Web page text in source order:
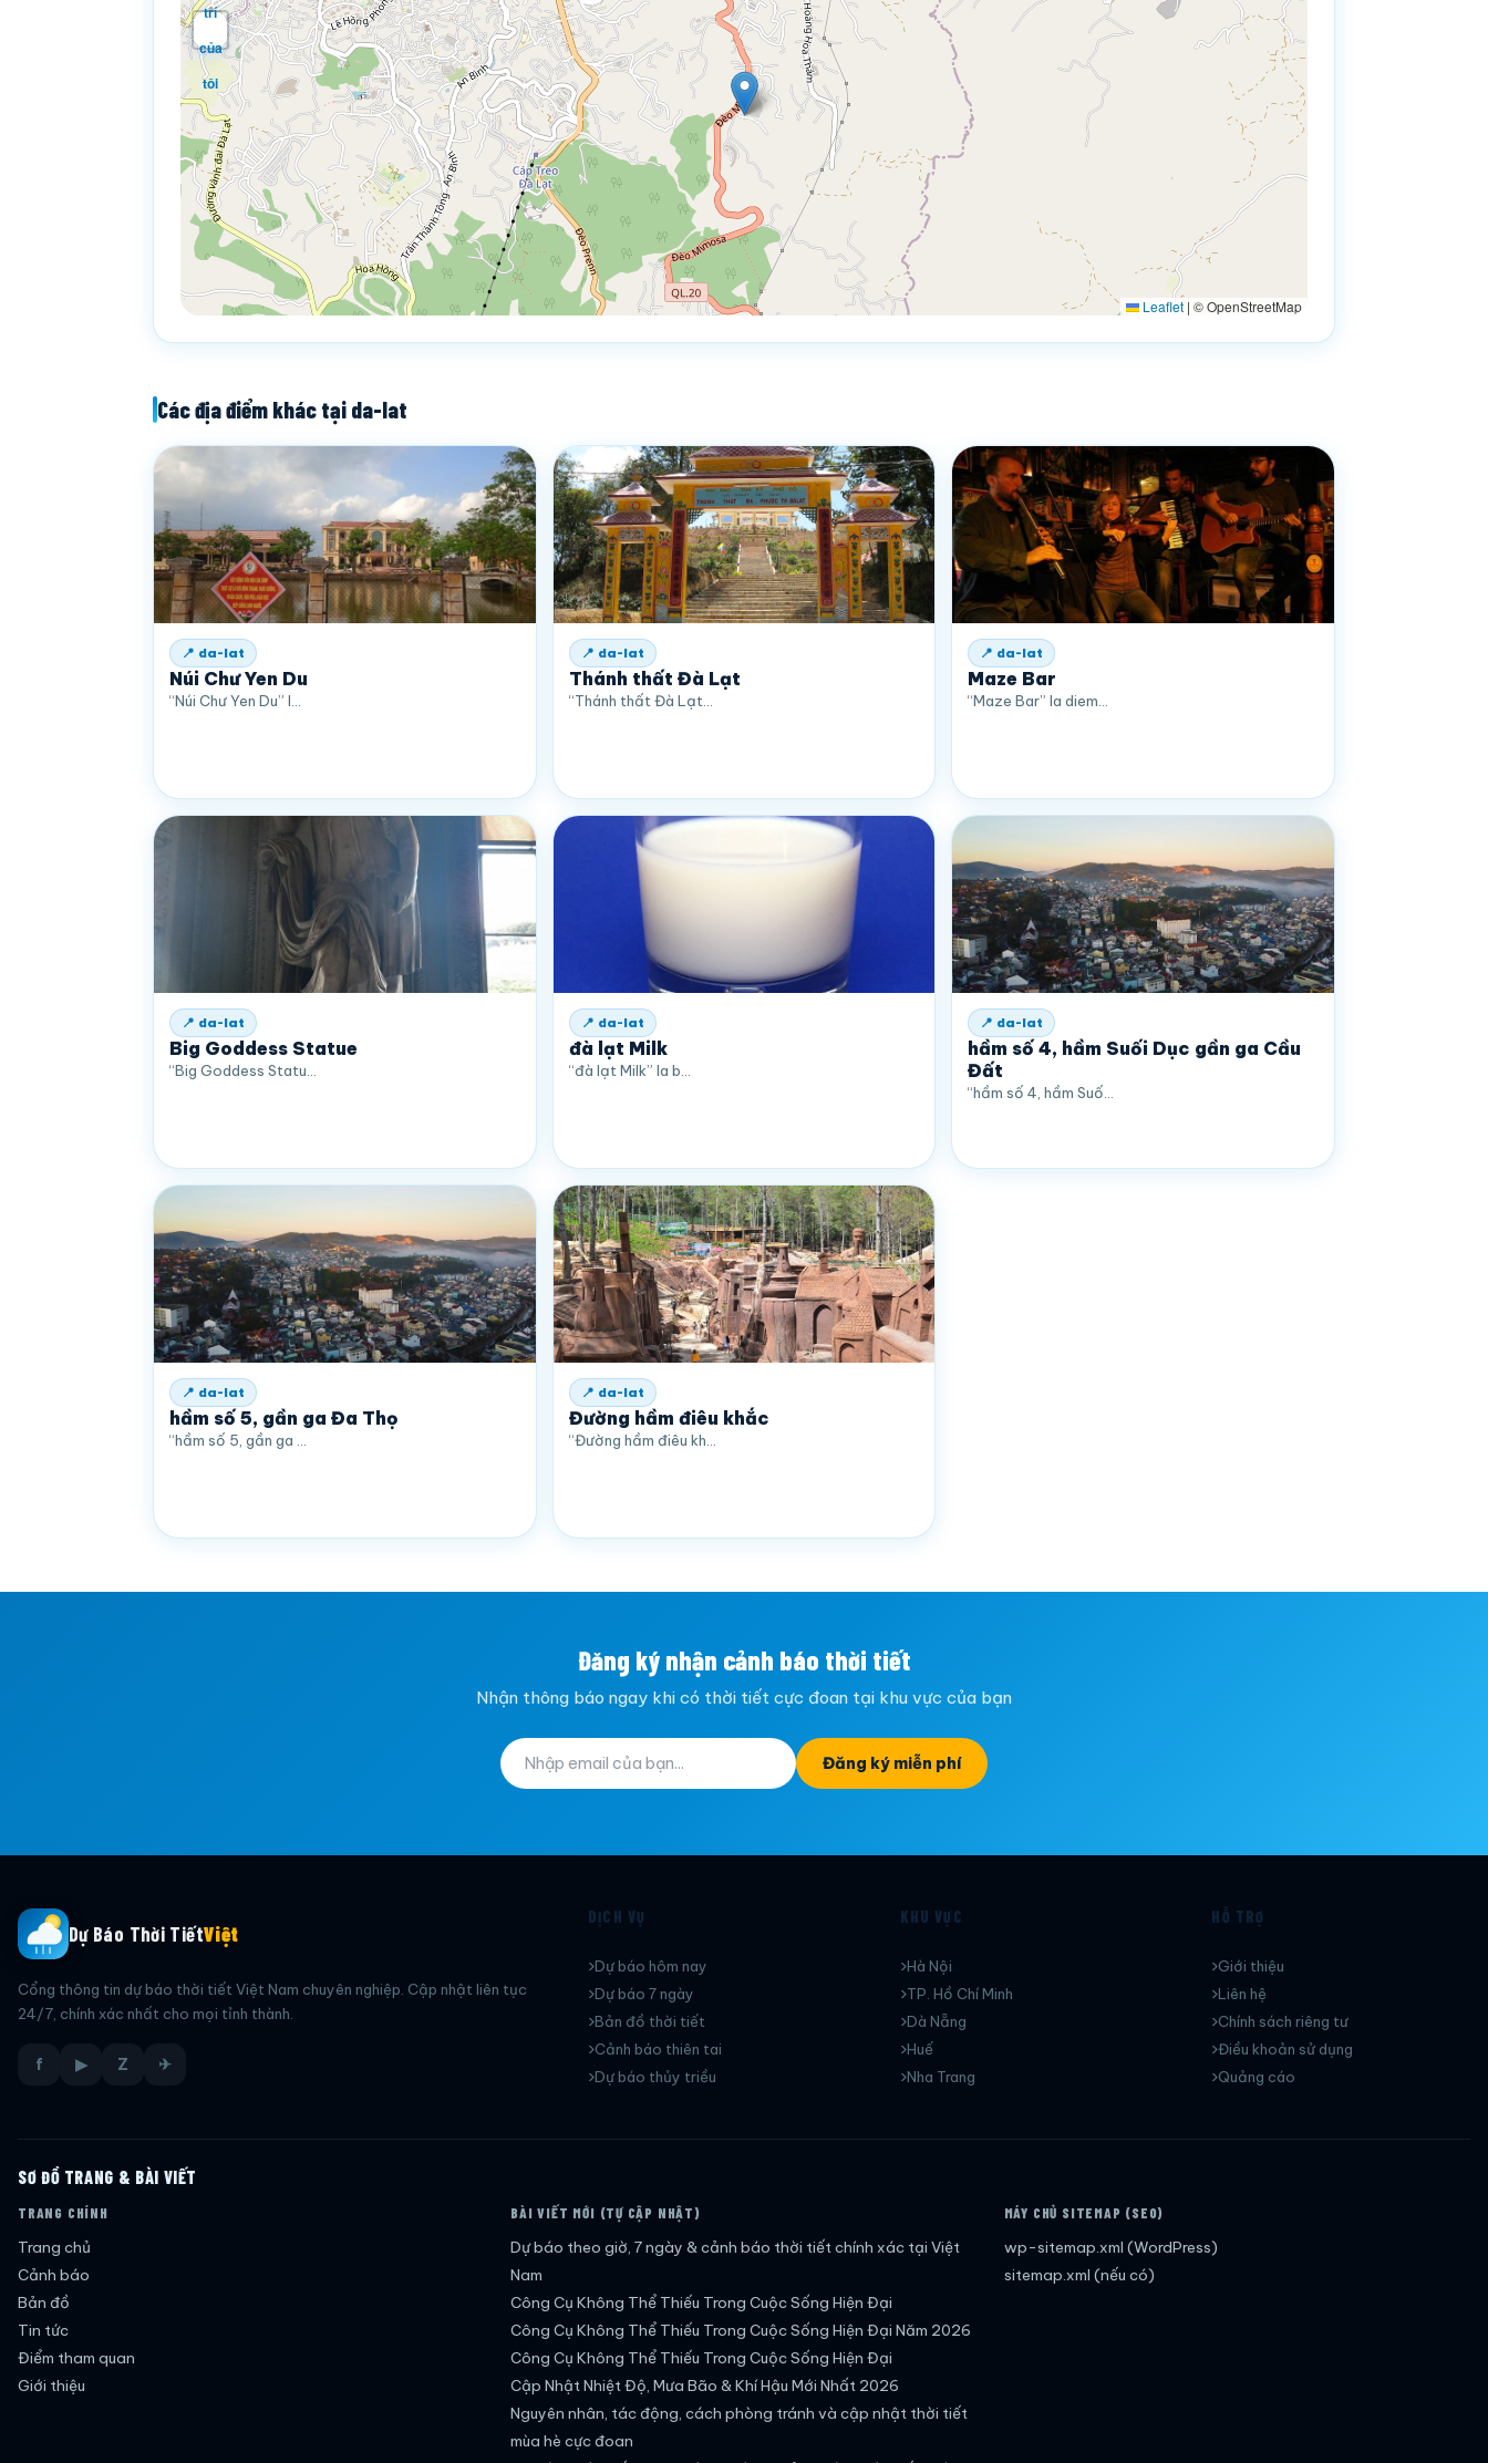
trí
của
tôi
Leaflet | © OpenStreetMap
Các địa điểm khác tại da-lat
📍 da-lat
Núi Chư Yen Du
“Núi Chư Yen Du” l…
📍 da-lat
Thánh thất Đà Lạt
“Thánh thất Đà Lạt…
📍 da-lat
Maze Bar
“Maze Bar” la diem…
📍 da-lat
Big Goddess Statue
“Big Goddess Statu…
📍 da-lat
đà lạt Milk
“đà lạt Milk” la b…
📍 da-lat
hầm số 4, hầm Suối Dục gần ga Cầu
Đất
“hầm số 4, hầm Suố…
📍 da-lat
hầm số 5, gần ga Đa Thọ
“hầm số 5, gần ga …
📍 da-lat
Đường hầm điêu khắc
“Đường hầm điêu kh…
Đăng ký nhận cảnh báo thời tiết
Nhận thông báo ngay khi có thời tiết cực đoan tại khu vực của bạn
Đăng ký miễn phí
Dự Báo Thời TiếtViệt
Cổng thông tin dự báo thời tiết Việt Nam chuyên nghiệp. Cập nhật liên tục
24/7, chính xác nhất cho mọi tỉnh thành.
f ▶ Z ✈
DỊCH VỤ
Dự báo hôm nay
Dự báo 7 ngày
Bản đồ thời tiết
Cảnh báo thiên tai
Dự báo thủy triều
KHU VỰC
Hà Nội
TP. Hồ Chí Minh
Dà Nẵng
Huế
Nha Trang
HỖ TRỢ
Giới thiệu
Liên hệ
Chính sách riêng tư
Điều khoản sử dụng
Quảng cáo
SƠ ĐỒ TRANG & BÀI VIẾT
TRANG CHÍNH
Trang chủ
Cảnh báo
Bản đồ
Tin tức
Điểm tham quan
Giới thiệu
BÀI VIẾT MỚI (TỰ CẬP NHẬT)
Dự báo theo giờ, 7 ngày & cảnh báo thời tiết chính xác tại Việt
Nam
Công Cụ Không Thể Thiếu Trong Cuộc Sống Hiện Đại
Công Cụ Không Thể Thiếu Trong Cuộc Sống Hiện Đại Năm 2026
Công Cụ Không Thể Thiếu Trong Cuộc Sống Hiện Đại
Cập Nhật Nhiệt Độ, Mưa Bão & Khí Hậu Mới Nhất 2026
Nguyên nhân, tác động, cách phòng tránh và cập nhật thời tiết
mùa hè cực đoan
MÁY CHỦ SITEMAP (SEO)
wp-sitemap.xml (WordPress)
sitemap.xml (nếu có)